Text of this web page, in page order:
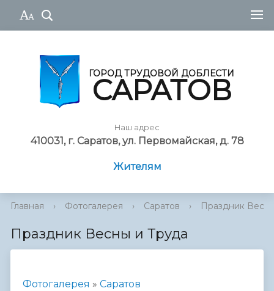
ГОРОД ТРУДОВОЙ ДОБЛЕСТИ
САРАТОВ
Наш адрес
410031, г. Саратов, ул. Первомайская, д. 78
Жителям
Главная › Фотогалерея › Саратов › Праздник
Праздник Весны и Труда
Фотогалерея » Саратов